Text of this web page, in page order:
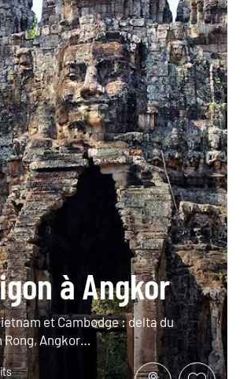
à Angkor
et Cambodge : delta du
Angkor…